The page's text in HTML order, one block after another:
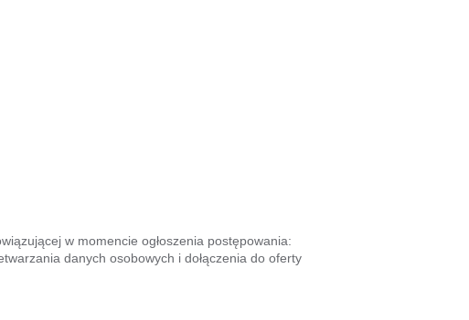
w momencie ogłoszenia postępowania:
danych osobowych i dołączenia do oferty